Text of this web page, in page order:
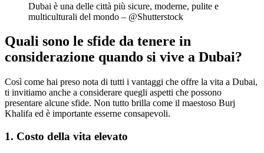
Dubai è una delle città più sicure, moderne, pulite e
multiculturali del mondo – @Shutterstock
Quali sono le sfide da tenere in
considerazione quando si vive a Dubai?
Così come hai preso nota di tutti i vantaggi che offre la vita a Dubai,
ti invitiamo anche a considerare quegli aspetti che possono
presentare alcune sfide. Non tutto brilla come il maestoso Burj
Khalifa ed è importante esserne consapevoli.
1. Costo della vita elevato